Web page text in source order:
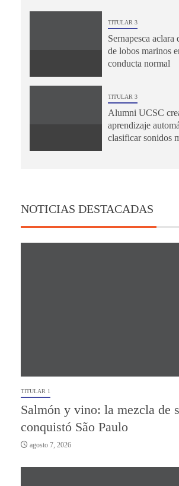
TITULAR 3
Sernapesca aclara
de lobos marinos
conducta normal
TITULAR 3
Alumni UCSC
aprendizaje
clasificar sonidos
NOTICIAS DESTACADAS
TITULAR 1
Salmón y vino: la mezcla de
conquistó São Paulo
agosto 7, 2026